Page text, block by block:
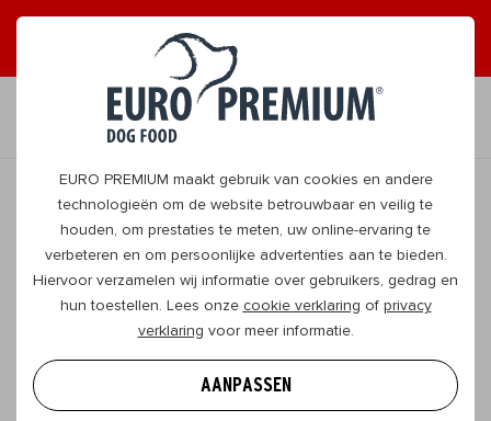
EURO PREMIUM maakt gebruik van cookies en andere
technologieën om de website betrouwbaar en veilig te
houden, om prestaties te meten, uw online-ervaring te
verbeteren en om persoonlijke advertenties aan te bieden.
Hiervoor verzamelen wij informatie over gebruikers, gedrag en
hun toestellen. Lees onze cookie verklaring of privacy
verklaring voor meer informatie.
AANPASSEN
ONTVANG GRAAG TIPS
NL
Small Adult
Chicken & Rice
Klein | Volwassen
Deze energierijke voeding is speciaal samengesteld